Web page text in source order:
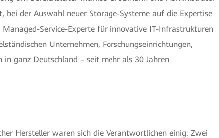
bei der Auswahl neuer Storage-Systeme auf die Expertise
Service-Experte für innovative IT-Infrastrukturen
Unternehmen, Forschungseinrichtungen,
ganz Deutschland – seit mehr als 30 Jahren
Hersteller waren sich die Verantwortlichen einig: Zwei